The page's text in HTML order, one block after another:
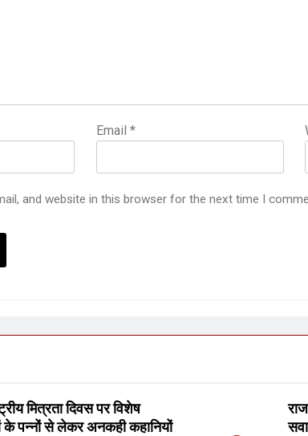
Email *
and website in this browser for the next time I
मित्रता दिवस पर विशेष
के पन्नों से लेकर अनकही कहानियों